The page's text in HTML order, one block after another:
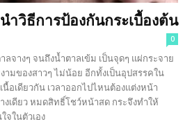
ำวิธีการป้องกันกระเบื้องต้น
0
จางๆ จนถึงน้ำตาลเข้ม เป็นจุดๆ แผ่กระจาย
มของสาวๆ ไม่น้อย อีกทั้งเป็นอุปสรรคใน
นื้อเดียวกัน เวลาออกไปไหนต้องแต่งหน้า
งเดียว หมดสิทธิ์โชว์หน้าสด กระจึงทำให้
จในตัวเอง